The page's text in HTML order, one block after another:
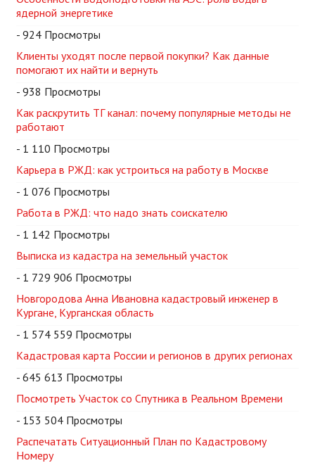
ядерной энергетике
- 924 Просмотры
Клиенты уходят после первой покупки? Как данные
помогают их найти и вернуть
- 938 Просмотры
Как раскрутить ТГ канал: почему популярные методы не
работают
- 1 110 Просмотры
Карьера в РЖД: как устроиться на работу в Москве
- 1 076 Просмотры
Работа в РЖД: что надо знать соискателю
- 1 142 Просмотры
Выписка из кадастра на земельный участок
- 1 729 906 Просмотры
Новгородова Анна Ивановна кадастровый инженер в
Кургане, Курганская область
- 1 574 559 Просмотры
Кадастровая карта России и регионов в других регионах
- 645 613 Просмотры
Посмотреть Участок со Спутника в Реальном Времени
- 153 504 Просмотры
Распечатать Ситуационный План по Кадастровому
Номеру